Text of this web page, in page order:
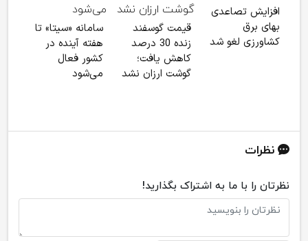
افزایش تصاعدی
بهای برق
کشاورزی لغو شد
قیمت گوسفند
زنده 30 درصد
کاهش یافت؛
گوشت ارزان نشد
سامانه «سیتا» تا
هفته آینده در
کشور فعال
می‌شود
نظرات
نظرتان را با ما به اشتراک بگذارید!